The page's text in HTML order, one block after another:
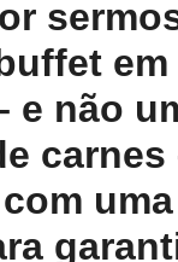
em
e não
carnes